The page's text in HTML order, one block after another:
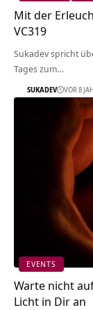
Mit der
VC319
Sukadev spricht
Tages zum…
SUKADEV VOR 8
EVENTS
Warte nicht
Licht in Dir an